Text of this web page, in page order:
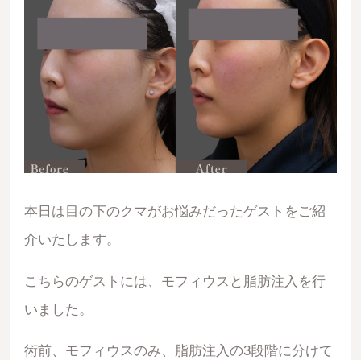
本日は目の下のクマがお悩みだったゲストをご紹
介いたします。
こちらのゲストには、モフィウスと脂肪注入を行
いました。
術前、モフィウスのみ、脂肪注入の3段階に分けて